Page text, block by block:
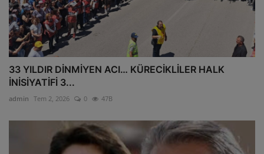
33 YILDIR DİNMİYEN ACI… KÜRECİKLİLER HALK
İNİSİYATİFİ 3...
admin Tem 2, 2026 0 47B